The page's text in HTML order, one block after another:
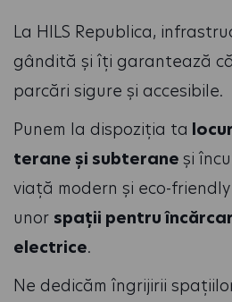
La HILS Republica,
gândită și îți garantează
parcări sigure și accesibile.
Punem la dispoziția ta
terane și subterane și
viață modern și eco-
unor spații pentru
electrice.
Ne dedicăm îngrijirii